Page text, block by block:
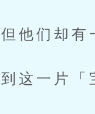
们却有
这一片「